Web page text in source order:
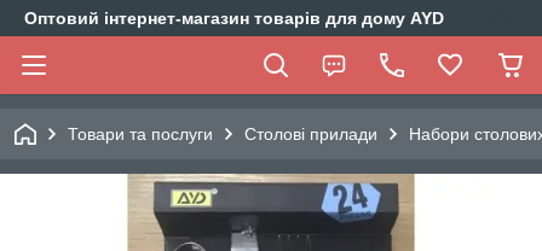
Оптовий інтернет-магазин товарів для дому AYD
Товари та послуги Столові прилади Набори